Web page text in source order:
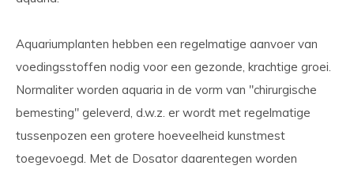
Aquariumplanten hebben een regelmatige aanvoer van
voedingsstoffen nodig voor een gezonde, krachtige groei.
Normaliter worden aquaria in de vorm van "chirurgische
bemesting" geleverd, d.w.z. er wordt met regelmatige
tussenpozen een grotere hoeveelheid kunstmest
toegevoegd. Met de Dosator daarentegen worden